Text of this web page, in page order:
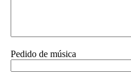
Pedido de música